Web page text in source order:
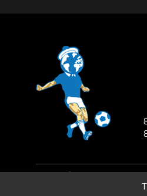
Mentions légales-Qui sommes-
©2026 - Tous droits réservés -